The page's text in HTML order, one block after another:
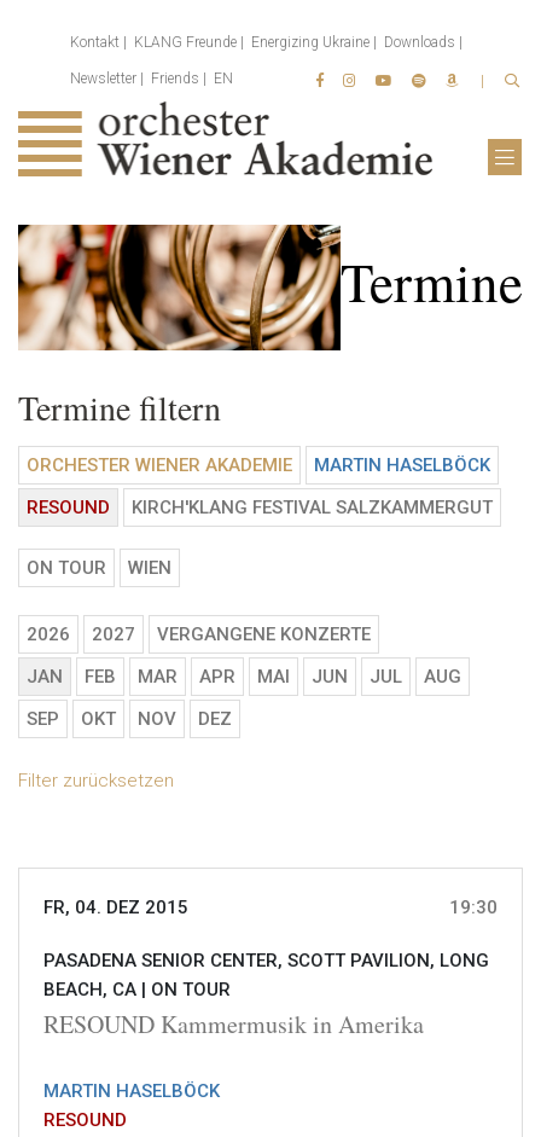
Kontakt KLANG Freunde Energizing Ukraine Downloads
Newsletter Friends EN
Termine
Termine filtern
ORCHESTER WIENER AKADEMIE
MARTIN HASELBÖCK
RESOUND
KIRCH'KLANG FESTIVAL SALZKAMMERGUT
ON TOUR WIEN
2026 2027
VERGANGENE KONZERTE
JAN
FEB MAR APR MAI JUN JUL
AUG
SEP
OKT NOV DEZ
Filter zurücksetzen
FR, 04. DEZ 2015 19:30
PASADENA SENIOR CENTER, SCOTT PAVILION, LONG
BEACH, CA | ON TOUR
RESOUND Kammermusik in Amerika
MARTIN HASELBÖCK
RESOUND